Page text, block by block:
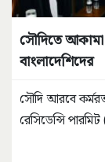
সৌদিতে আকামা
বাংলাদেশিদের
সৌদি আরবে
রেসিডেন্সি